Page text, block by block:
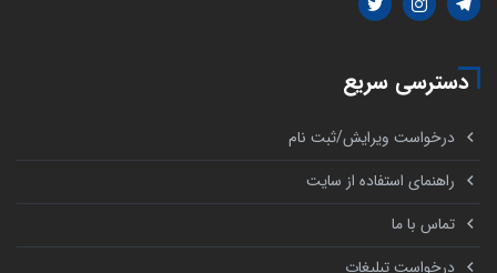
دسترسی سریع
درخواست ویرایش/ثبت نام
راهنمای استفاده از سایت
تماس با ما
درخواست تبلیغات